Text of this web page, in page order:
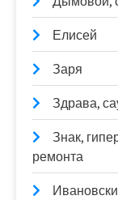
Елисей
Заря
Здрава,
Знак,
ремонта